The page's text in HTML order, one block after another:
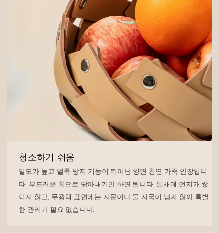
청소하기 쉬움
밀도가 높고 얼룩 방지 기능이 뛰어난 양면 천연 가죽 안장입니
다. 부드러운 천으로 닦아내기만 하면 됩니다. 틈새에 먼지가 쌓
이지 않고, 무광택 표면에는 지문이나 물 자국이 남지 않아 특별
한 관리가 필요 없습니다.